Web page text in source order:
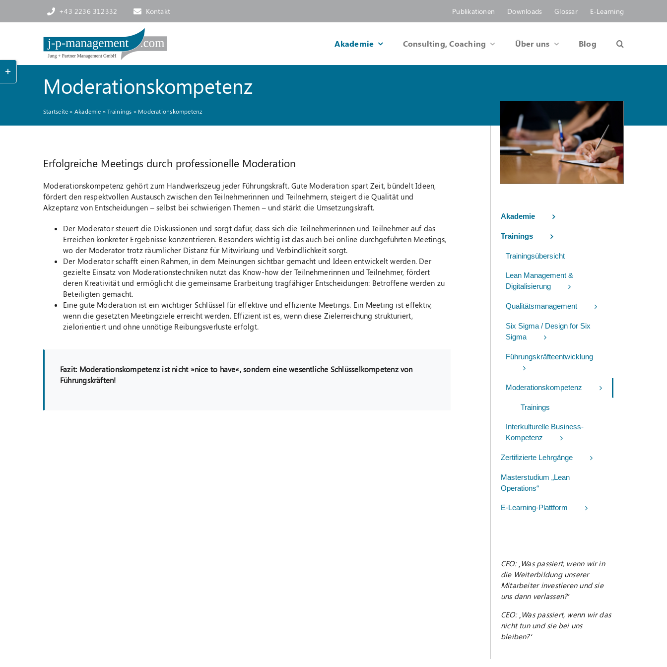
+43 2236 312332 Kontakt Publikationen Downloads Glossar E-Learning
Akademie Consulting, Coaching Über uns Blog
Moderationskompetenz
Startseite» Akademie »Trainings » Moderationskompetenz
Erfolgreiche Meetings durch professionelle Moderation
Moderationskompetenz gehört zum Handwerkszeug jeder Führungskraft. Gute Moderation spart Zeit, bündelt Ideen,
fördert den respektvollen Austausch zwischen den Teilnehmerinnen und Teilnehmern, steigert die Qualität und
Akzeptanz von Entscheidungen – selbst bei schwierigen Themen – und stärkt die Umsetzungskraft.
Der Moderator steuert die Diskussionen und sorgt dafür, dass sich die Teilnehmerinnen und Teilnehmer auf das
Erreichen konkreter Ergebnisse konzentrieren. Besonders wichtig ist das auch bei online durchgeführten Meetings,
wo der Moderator trotz räumlicher Distanz für Mitwirkung und Verbindlichkeit sorgt.
Der Moderator schafft einen Rahmen, in dem Meinungen sichtbar gemacht und Ideen entwickelt werden. Der
gezielte Einsatz von Moderationstechniken nutzt das Know-how der Teilnehmerinnen und Teilnehmer, fördert
deren Kreativität und ermöglicht die gemeinsame Erarbeitung tragfähiger Entscheidungen: Betroffene werden zu
Beteiligten gemacht.
Eine gute Moderation ist ein wichtiger Schlüssel für effektive und effiziente Meetings. Ein Meeting ist effektiv,
wenn die gesetzten Meetingziele erreicht werden. Effizient ist es, wenn diese Zielerreichung strukturiert,
zielorientiert und ohne unnötige Reibungsverluste erfolgt.
Fazit: Moderationskompetenz ist nicht »nice to have«, sondern eine wesentliche Schlüsselkompetenz von
Führungskräften!
Akademie
Trainings
Trainingsübersicht
Lean Management &
Digitalisierung
Qualitätsmanagement
Six Sigma / Design for Six
Sigma
Führungskräfteentwicklung
Moderationskompetenz
Trainings
Interkulturelle Business-
Kompetenz
Zertifizierte Lehrgänge
Masterstudium „Lean
Operations“
E-Learning-Plattform
CFO: ‚Was passiert, wenn wir in
die Weiterbildung unserer
Mitarbeiter investieren und sie
uns dann verlassen?‘
CEO: ‚Was passiert, wenn wir das
nicht tun und sie bei uns
bleiben?‘